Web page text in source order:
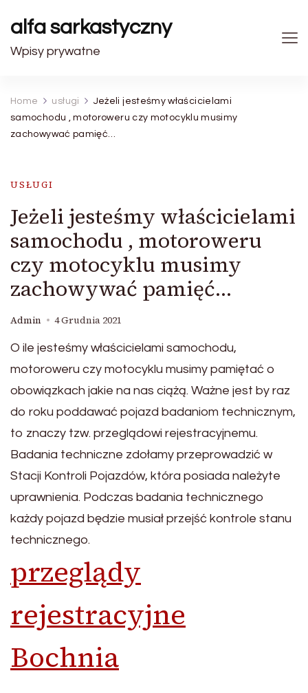
alfa sarkastyczny
Wpisy prywatne
Home usługi
Jeżeli jesteśmy właścicielami
samochodu , motoroweru czy motocyklu musimy
zachowywać pamięć…
USŁUGI
Jeżeli jesteśmy właścicielami
samochodu , motoroweru
czy motocyklu musimy
zachowywać pamięć…
Admin 4 Grudnia 2021
O ile jesteśmy właścicielami samochodu,
motoroweru czy motocyklu musimy pamiętać o
obowiązkach jakie na nas ciążą. Ważne jest by raz
do roku poddawać pojazd badaniom technicznym,
to znaczy tzw. przeglądowi rejestracyjnemu.
Badania techniczne zdołamy przeprowadzić w
Stacji Kontroli Pojazdów, która posiada należyte
uprawnienia. Podczas badania technicznego
każdy pojazd będzie musiał przejść kontrole stanu
technicznego.
przeglądy
rejestracyjne
Bochnia